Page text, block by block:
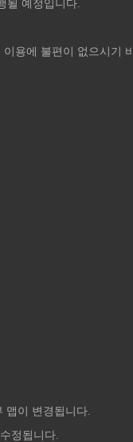
될 예정입니다.
용에 불편이 없으시기
맵이 변경됩니다.
정됩니다.